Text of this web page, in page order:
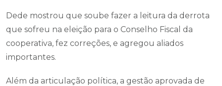
Dede mostrou que soube fazer a leitura da derrota
que sofreu na eleição para o Conselho Fiscal da
cooperativa, fez correções, e agregou aliados
importantes.
Além da articulação política, a gestão aprovada de